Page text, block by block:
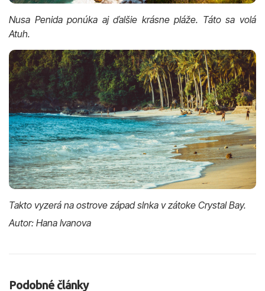
Nusa Penida ponúka aj ďalšie krásne pláže. Táto sa volá
Atuh.
Takto vyzerá na ostrove západ slnka v zátoke Crystal Bay.
Autor: Hana Ivanova
Podobné články